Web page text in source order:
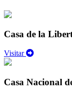
Casa de la
Visitar
Casa Nacional